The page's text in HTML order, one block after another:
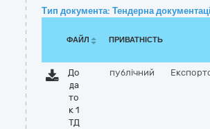
Тип документа: Тендерна
ФАЙЛ ПРИВАТНІСТЬ
До
да
то
к 1
ТД
публічний